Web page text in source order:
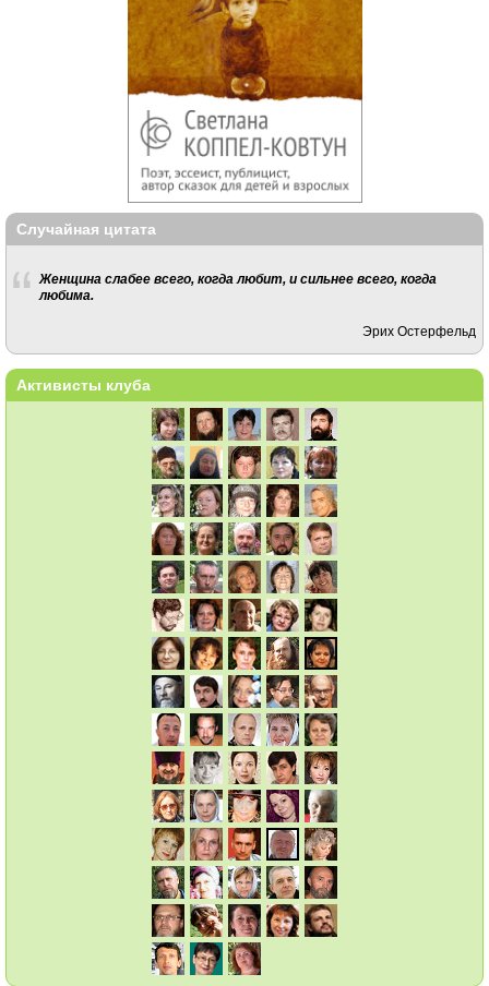
Случайная цитата
Женщина слабее всего, когда любит, и сильнее всего, когда
любима.
Эрих Остерфельд
Активисты клуба